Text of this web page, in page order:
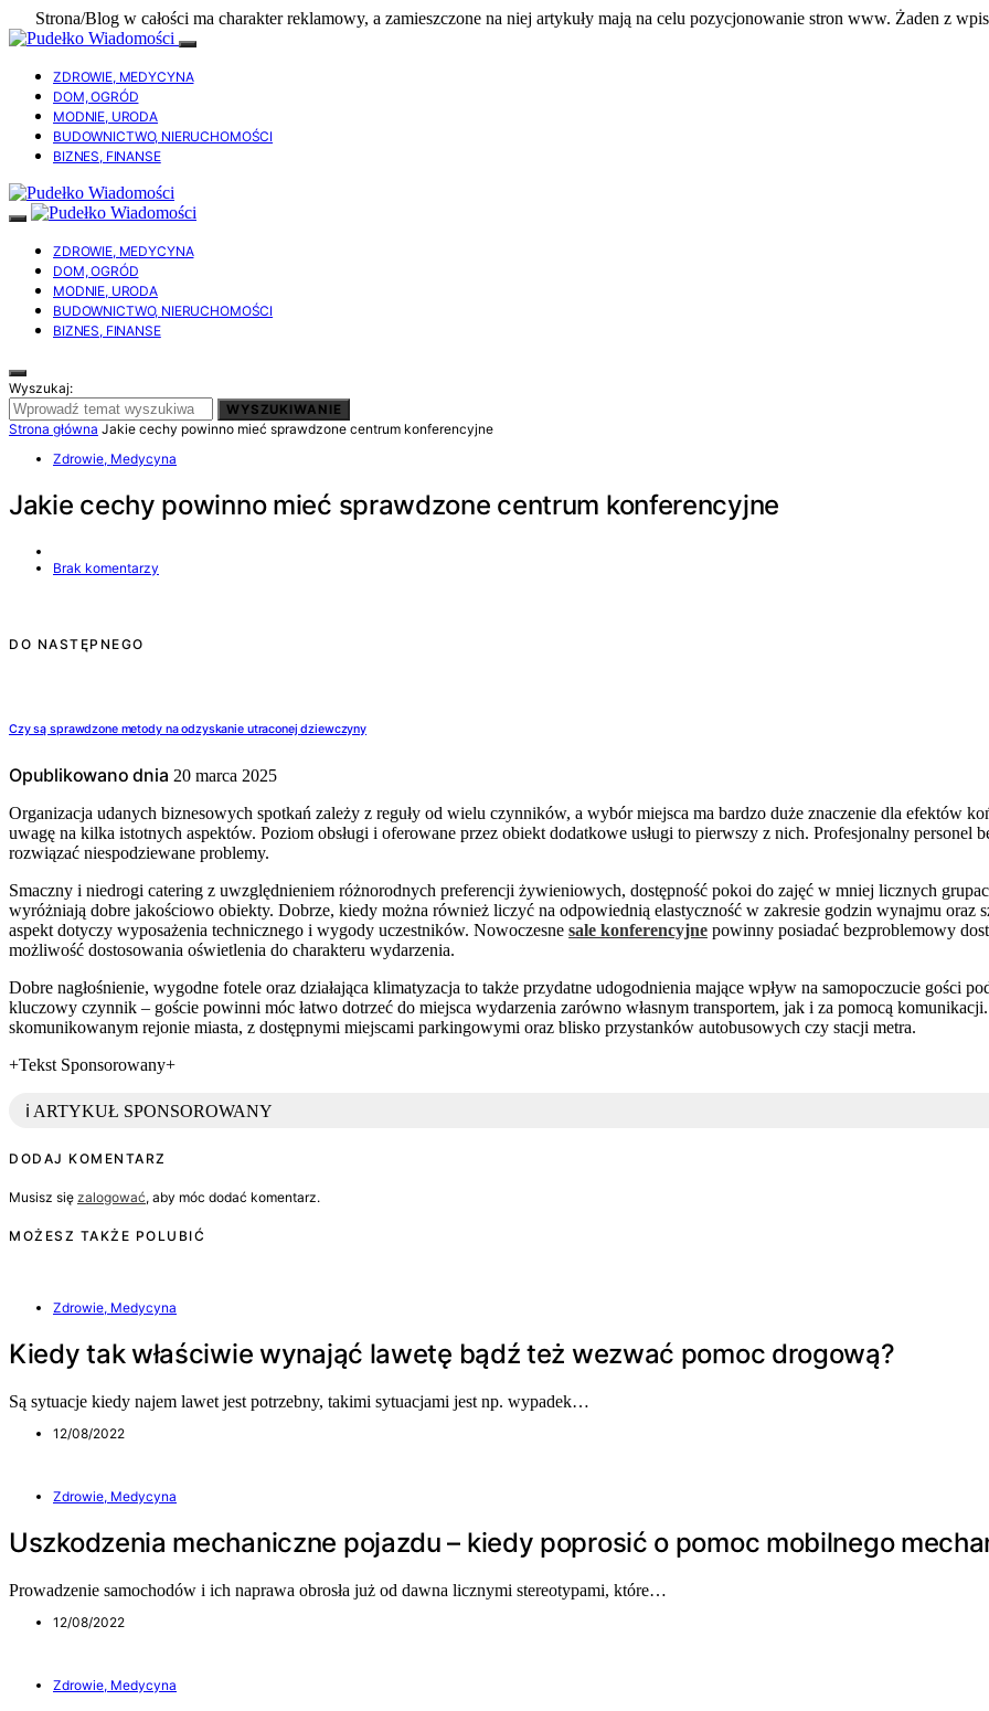
Strona/Blog w całości ma charakter reklamowy, a zamieszczone na niej artykuły mają na celu pozycjonowanie stron www. Żaden z
ZDROWIE, MEDYCYNA
DOM, OGRÓD
MODNIE, URODA
BUDOWNICTWO, NIERUCHOMOŚCI
BIZNES, FINANSE
ZDROWIE, MEDYCYNA
DOM, OGRÓD
MODNIE, URODA
BUDOWNICTWO, NIERUCHOMOŚCI
BIZNES, FINANSE
Wyszukaj:
WYSZUKIWANIE
Strona główna Jakie cechy powinno mieć sprawdzone centrum konferencyjne
Zdrowie, Medycyna
Jakie cechy powinno mieć sprawdzone centrum konferencyjne
Brak komentarzy
DO NASTĘPNEGO
Czy są sprawdzone metody na odzyskanie utraconej dziewczyny
Opublikowano dnia 20 marca 2025
Organizacja udanych biznesowych spotkań zależy z reguły od wielu czynników, a wybór miejsca ma bardzo duże znaczenie dla efektów
uwagę na kilka istotnych aspektów. Poziom obsługi i oferowane przez obiekt dodatkowe usługi to pierwszy z nich. Profesjonalny personel
rozwiązać niespodziewane problemy.
Smaczny i niedrogi catering z uwzględnieniem różnorodnych preferencji żywieniowych, dostępność pokoi do zajęć w mniej licznych
wyróżniają dobre jakościowo obiekty. Dobrze, kiedy można również liczyć na odpowiednią elastyczność w zakresie godzin wynajmu oraz
aspekt dotyczy wyposażenia technicznego i wygody uczestników. Nowoczesne sale konferencyjne powinny posiadać bezproblemowy
możliwość dostosowania oświetlenia do charakteru wydarzenia.
Dobre nagłośnienie, wygodne fotele oraz działająca klimatyzacja to także przydatne udogodnienia mające wpływ na samopoczucie gości
kluczowy czynnik – goście powinni móc łatwo dotrzeć do miejsca wydarzenia zarówno własnym transportem, jak i za pomocą
skomunikowanym rejonie miasta, z dostępnymi miejscami parkingowymi oraz blisko przystanków autobusowych czy stacji metra.
+Tekst Sponsorowany+
ℹ️ ARTYKUŁ SPONSOROWANY
DODAJ KOMENTARZ
Musisz się zalogować, aby móc dodać komentarz.
MOŻESZ TAKŻE POLUBIĆ
Zdrowie, Medycyna
Kiedy tak właściwie wynająć lawetę bądź też wezwać pomoc drogową?
Są sytuacje kiedy najem lawet jest potrzebny, takimi sytuacjami jest np. wypadek…
12/08/2022
Zdrowie, Medycyna
Uszkodzenia mechaniczne pojazdu – kiedy poprosić o pomoc mobilnego
Prowadzenie samochodów i ich naprawa obrosła już od dawna licznymi stereotypami, które…
12/08/2022
Zdrowie, Medycyna